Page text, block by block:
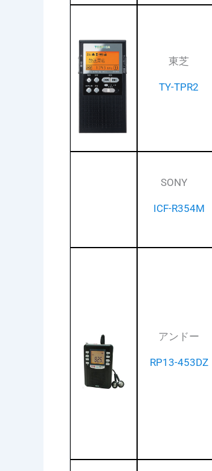
東芝
TY-TPR2
SONY
ICF-R354M
アンドー
RP13-453DZ